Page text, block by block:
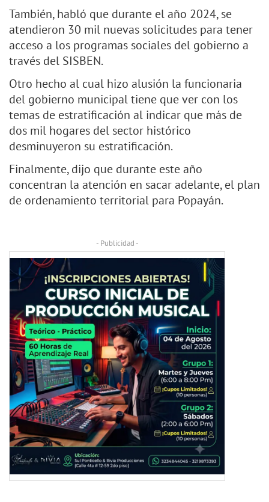
También, habló que durante el año 2024, se
atendieron 30 mil nuevas solicitudes para tener
acceso a los programas sociales del gobierno a
través del SISBEN.
Otro hecho al cual hizo alusión la funcionaria
del gobierno municipal tiene que ver con los
temas de estratificación al indicar que más de
dos mil hogares del sector histórico
desminuyeron su estratificación.
Finalmente, dijo que durante este año
concentran la atención en sacar adelante, el plan
de ordenamiento territorial para Popayán.
- Publicidad -